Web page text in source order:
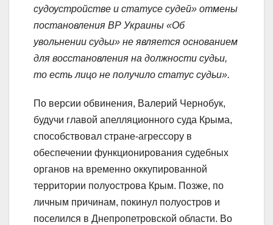
судоустройстве и статусе судей» отмены
постановления ВР Украины «Об
увольнении судьи» не является основанием
для восстановления на должности судьи,
то есть лицо не получило статус судьи».
По версии обвинения, Валерий Чернобук,
будучи главой апелляционного суда Крыма,
способствовал стране-агрессору в
обеспечении функционирования судебных
органов на временно оккупированной
территории полуострова Крым. Позже, по
личным причинам, покинул полуостров и
поселился в Днепропетровской области. Во